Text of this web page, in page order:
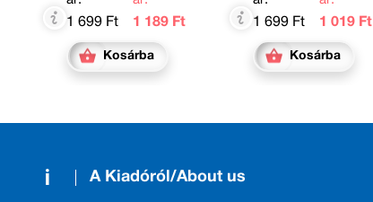
1 699 Ft
1 189 Ft
Kosárba
1 699 Ft
1 019 Ft
Kosárba
A Kiadóról/About us